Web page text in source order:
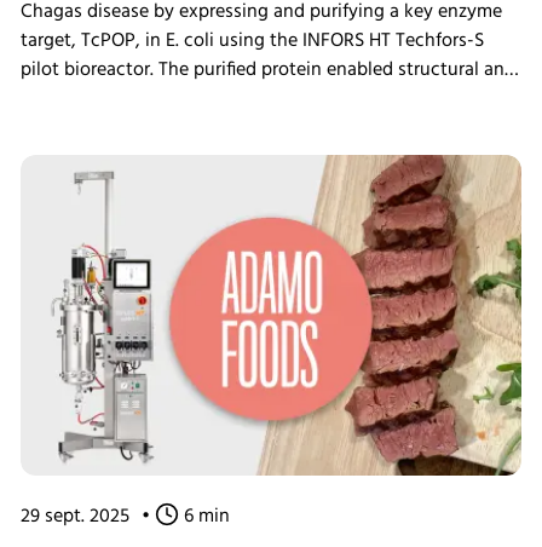
Chagas disease by expressing and purifying a key enzyme
target, TcPOP, in E. coli using the INFORS HT Techfors-S
pilot bioreactor. The purified protein enabled structural and
insights into the conformational dynamics of the enzyme.
These findings offer a strong foundation for the
development of a targeted, protein-based vaccine
candidate for a globally neglected tropical disease.
29 sept. 2025 • 6 min